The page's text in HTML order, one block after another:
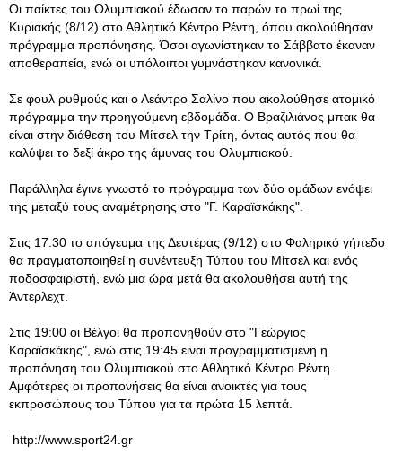
Οι παίκτες του Ολυμπιακού έδωσαν το παρών το πρωί της
Κυριακής (8/12) στο Αθλητικό Κέντρο Ρέντη, όπου ακολούθησαν
πρόγραμμα προπόνησης. Όσοι αγωνίστηκαν το Σάββατο έκαναν
αποθεραπεία, ενώ οι υπόλοιποι γυμνάστηκαν κανονικά.
Σε φουλ ρυθμούς και ο Λεάντρο Σαλίνο που ακολούθησε ατομικό
πρόγραμμα την προηγούμενη εβδομάδα. Ο Βραζιλιάνος μπακ θα
είναι στην διάθεση του Μίτσελ την Τρίτη, όντας αυτός που θα
καλύψει το δεξί άκρο της άμυνας του Ολυμπιακού.
Παράλληλα έγινε γνωστό το πρόγραμμα των δύο ομάδων ενόψει
της μεταξύ τους αναμέτρησης στο "Γ. Καραϊσκάκης".
Στις 17:30 το απόγευμα της Δευτέρας (9/12) στο Φαληρικό γήπεδο
θα πραγματοποιηθεί η συνέντευξη Τύπου του Μίτσελ και ενός
ποδοσφαιριστή, ενώ μια ώρα μετά θα ακολουθήσει αυτή της
Άντερλεχτ.
Στις 19:00 οι Βέλγοι θα προπονηθούν στο "Γεώργιος
Καραϊσκάκης", ενώ στις 19:45 είναι προγραμματισμένη η
προπόνηση του Ολυμπιακού στο Αθλητικό Κέντρο Ρέντη.
Αμφότερες οι προπονήσεις θα είναι ανοικτές για τους
εκπροσώπους του Τύπου για τα πρώτα 15 λεπτά.
http://www.sport24.gr